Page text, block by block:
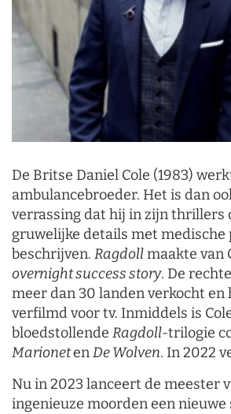
De Britse Daniel Cole (1983)
ambulancebroeder. Het is dan
verrassing dat hij in zijn thrillers
gruwelijke details met medische
beschrijven. Ragdollmaakte van
overnight success story. De
meer dan 30 landen verkocht en
verfilmd voor tv. Inmiddels is
bloedstollende Ragdoll-trilogie
MarionetenDe Wolven. In 2022
Nu in 2023 lanceert de meester
ingenieuze moorden een